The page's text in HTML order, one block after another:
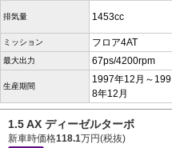
排気量 1453cc
ミッション フロア4AT
最大出力 67ps/4200rpm
生産期間
1997年12月～199
8年12月
1.5 AX ディーゼルターボ
新車時価格118.1万円(税抜)